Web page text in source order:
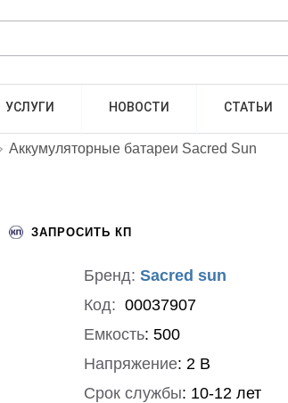
УСЛУГИ НОВОСТИ СТАТЬИ
Аккумуляторные батареи Sacred Sun
ЗАПРОСИТЬ КП
Бренд: Sacred sun
Код: 00037907
Емкость: 500
Напряжение: 2 В
Срок службы: 10-12 лет